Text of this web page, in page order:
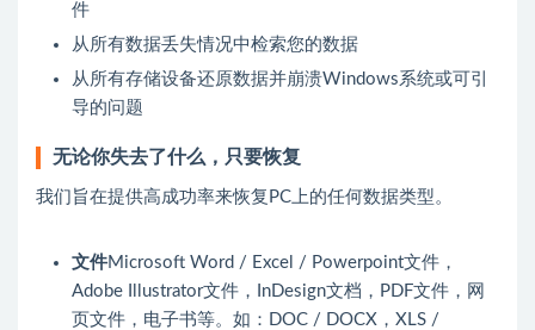
件
从所有数据丢失情况中检索您的数据
从所有存储设备还原数据并崩溃Windows系统或可引
导的问题
无论你失去了什么，只要恢复
我们旨在提供高成功率来恢复PC上的任何数据类型。
文件Microsoft Word / Excel / Powerpoint文件，
Adobe Illustrator文件，InDesign文档，PDF文件，网
页文件，电子书等。如：DOC / DOCX，XLS /